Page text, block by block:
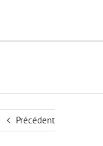
Précédent